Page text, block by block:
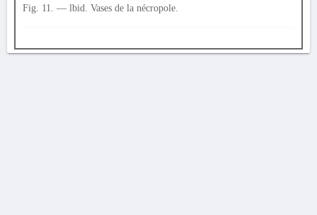
Fig. 11. — lbid. Vases de la nécropole.